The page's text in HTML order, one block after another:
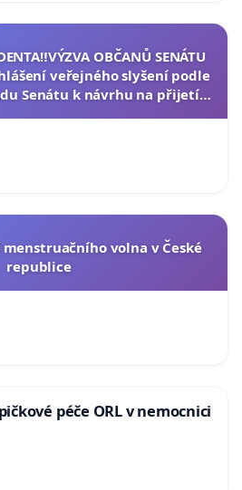
OBČANŮ SENÁTU
veřejného slyšení podle
Senátu k návrhu na přijetí
menstruačního volna v České
republice
péče ORL v nemocnici